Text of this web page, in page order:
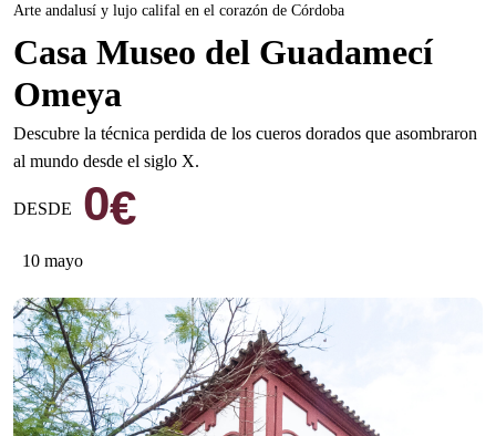
Arte andalusí y lujo califal en el corazón de Córdoba
Casa Museo del Guadamecí
Omeya
Descubre la técnica perdida de los cueros dorados que asombraron
al mundo desde el siglo X.
DESDE 0€
10 mayo